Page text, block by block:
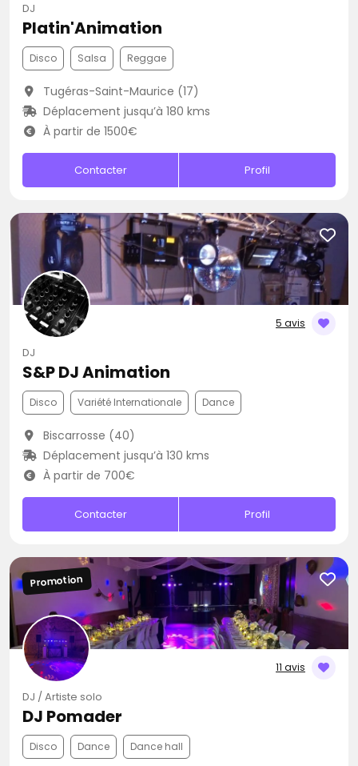
DJ
Platin'Animation
Disco Salsa Reggae
Tugéras-Saint-Maurice (17)
Déplacement jusqu’à 180 kms
À partir de 1500€
Contacter Profil
5 avis
DJ
S&P DJ Animation
Disco Variété Internationale Dance
Biscarrosse (40)
Déplacement jusqu’à 130 kms
À partir de 700€
Contacter Profil
11 avis
Promotion
DJ / Artiste solo
DJ Pomader
Disco Dance Dance hall